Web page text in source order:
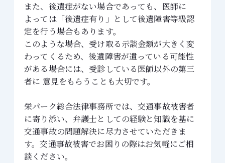
また、後遺症がない場合であっても、医師に
よっては「後遺症有り」として後遺障害等級認
定を行う場合もあります。
このような場合、受け取る示談金額が大きく変
わってくるため、後遺障害が遺っている可能性
がある場合には、受診している医師以外の第三
者に 意見をもらうことも大切です。
栄パーク総合法律事務所では、交通事故被害者
に寄り添い、弁護士としての経験と知識を基に
交通事故の問題解決に尽力させていただきま
す。交通事故被害でお困りの際はお気軽にご相
談ください。